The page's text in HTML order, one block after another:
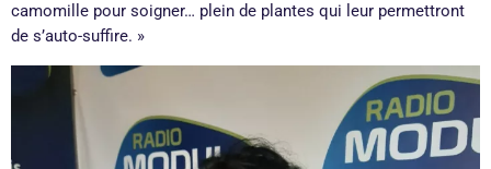
camomille pour soigner… plein de plantes qui leur permettront
de s’auto-suffire. »